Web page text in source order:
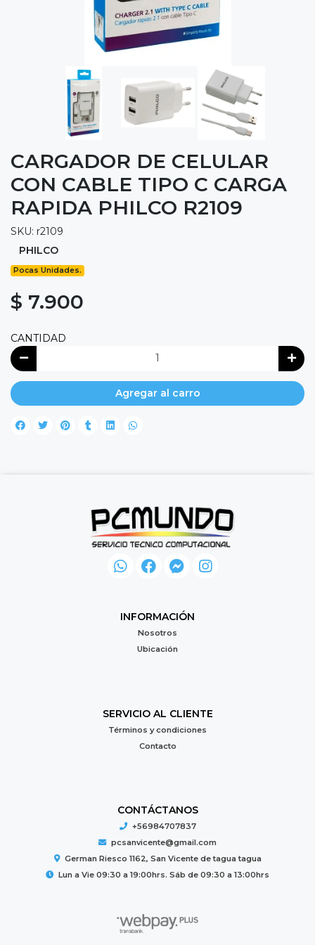
CARGADOR DE CELULAR
CON CABLE TIPO C CARGA
RAPIDA PHILCO R2109
SKU: r2109
PHILCO
Pocas Unidades.
$ 7.900
CANTIDAD
Agregar al carro
INFORMACIÓN
Nosotros
Ubicación
SERVICIO AL CLIENTE
Términos y condiciones
Contacto
CONTÁCTANOS
+56984707837
pcsanvicente@gmail.com
German Riesco 1162, San Vicente de tagua tagua
Lun a Vie 09:30 a 19:00hrs. Sáb de 09:30 a 13:00hrs